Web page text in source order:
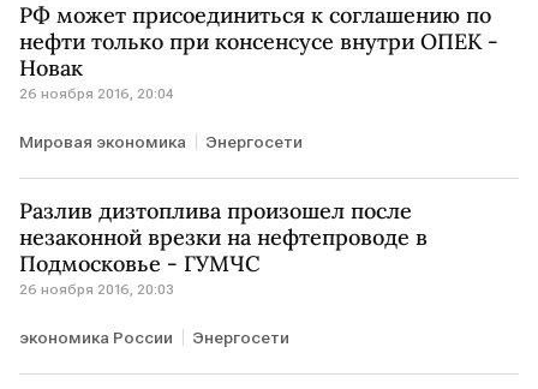
РФ может присоединиться к соглашению по
нефти только при консенсусе внутри ОПЕК -
Новак
26 ноября 2016, 20:04
Мировая экономика Энергосети
Разлив дизтоплива произошел после
незаконной врезки на нефтепроводе в
Подмосковье - ГУМЧС
26 ноября 2016, 20:03
экономика России Энергосети